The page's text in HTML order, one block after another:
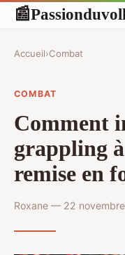
📰
Accueil›Combat
COMBAT
Comment
grappling
remise en
Roxane — 22